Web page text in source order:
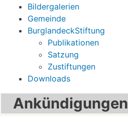
Bildergalerien
Gemeinde
BurglandeckStiftung
Publikationen
Satzung
Zustiftungen
Downloads
Ankündigungen